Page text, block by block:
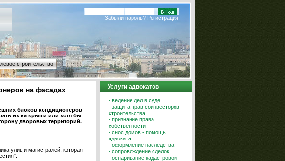
Забыли пароль? Регистрация.
строительство
на фасадах
блоков кондиционеров
их на крыши или хотя бы
дворовых территорий.
улиц и магистралей, которая
Услуги адвокатов
- ведение дел в суде
- защита прав соинвесторов
строительства
- признание права
собственности
- снос домов - помощь
адвоката
- оформление наследства
- сопровождение сделок
- оспаривание кадастровой